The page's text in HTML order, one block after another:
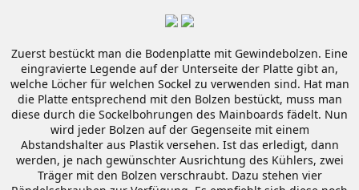
Zuerst bestückt man die Bodenplatte mit Gewindebolzen. Eine
eingravierte Legende auf der Unterseite der Platte gibt an,
welche Löcher für welchen Sockel zu verwenden sind. Hat man
die Platte entsprechend mit den Bolzen bestückt, muss man
diese durch die Sockelbohrungen des Mainboards fädelt. Nun
wird jeder Bolzen auf der Gegenseite mit einem
Abstandshalter aus Plastik versehen. Ist das erledigt, dann
werden, je nach gewünschter Ausrichtung des Kühlers, zwei
Träger mit den Bolzen verschraubt. Dazu stehen vier